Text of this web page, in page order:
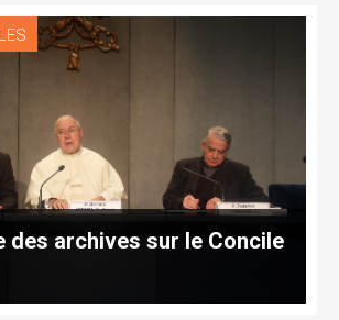
des archives sur le Concile